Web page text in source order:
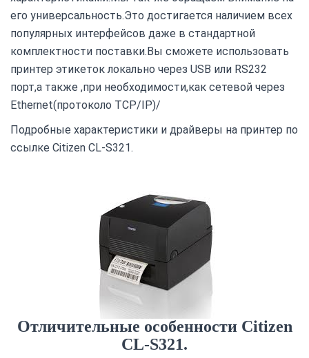
его универсальность.Это достигается наличием всех
популярных интерфейсов даже в стандартной
комплектности поставки.Вы сможете использовать
принтер этикеток локально через USB или RS232
порт,а также ,при необходимости,как сетевой через
Ethernet(протоколо TCP/IP)/
Подробные характеристики и драйверы на принтер по
ссылке Citizen CL-S321.
Отличительные особенности Citizen
CL-S321.